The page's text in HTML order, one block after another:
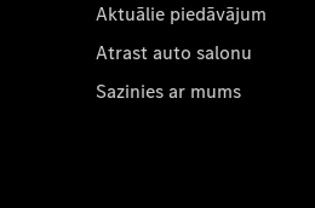
Aktuālie piedāvājum
Atrast auto salonu
Sazinies ar mums